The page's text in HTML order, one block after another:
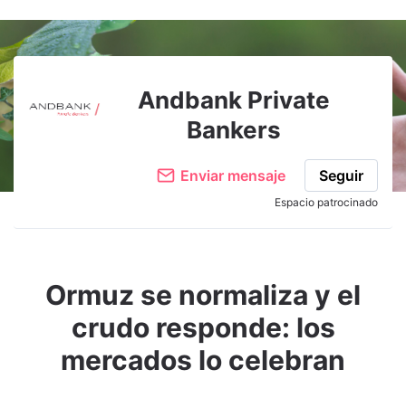
Andbank Private
Bankers
Enviar mensaje Seguir
Espacio patrocinado
Ormuz se normaliza y el
crudo responde: los
mercados lo celebran